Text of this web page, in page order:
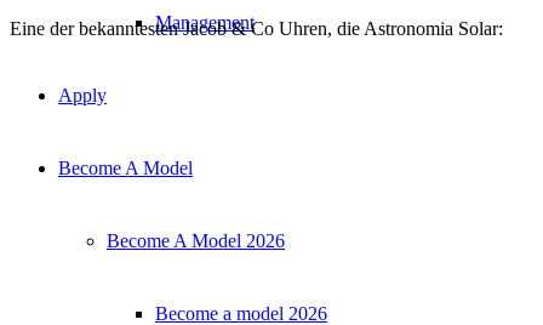
Management
Apply
Become A Model
Become A Model 2026
Become a model 2026
Eine der bekanntesten Jacob & Co Uhren, die Astronomia Solar: